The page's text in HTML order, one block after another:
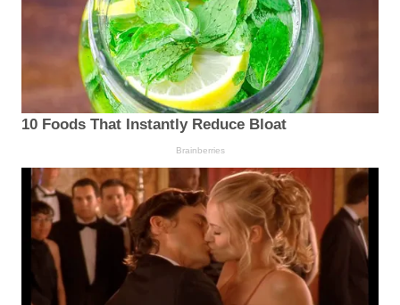
10 Foods That Instantly Reduce Bloat
Brainberries